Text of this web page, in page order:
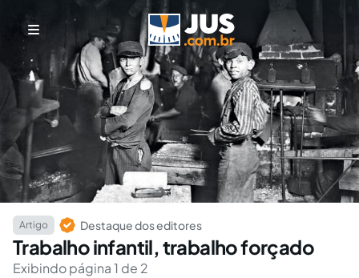
Artigo Destaque dos editores
Trabalho infantil, trabalho forçado
Exibindo página 1 de 2